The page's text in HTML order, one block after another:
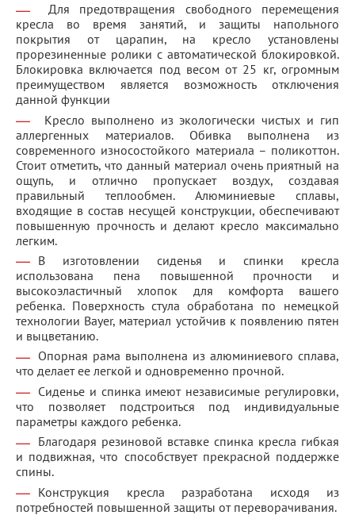
Для предотвращения свободного перемещения
кресла во время занятий, и защиты напольного
покрытия от царапин, на кресло установлены
прорезиненные ролики с автоматической блокировкой.
Блокировка включается под весом от 25 кг, огромным
преимуществом является возможность отключения
данной функции
Кресло выполнено из экологически чистых и гип
аллергенных материалов. Обивка выполнена из
современного износостойкого материала – поликоттон.
Стоит отметить, что данный материал очень приятный на
ощупь, и отлично пропускает воздух, создавая
правильный теплообмен. Алюминиевые сплавы,
входящие в состав несущей конструкции, обеспечивают
повышенную прочность и делают кресло максимально
легким.
В изготовлении сиденья и спинки кресла
использована пена повышенной прочности и
высокоэластичный хлопок для комфорта вашего
ребенка. Поверхность стула обработана по немецкой
технологии Bayer, материал устойчив к появлению пятен
и выцветанию.
Опорная рама выполнена из алюминиевого сплава,
что делает ее легкой и одновременно прочной.
Сиденье и спинка имеют независимые регулировки,
что позволяет подстроиться под индивидуальные
параметры каждого ребенка.
Благодаря резиновой вставке спинка кресла гибкая
и подвижная, что способствует прекрасной поддержке
спины.
Конструкция кресла разработана исходя из
потребностей повышенной защиты от переворачивания.